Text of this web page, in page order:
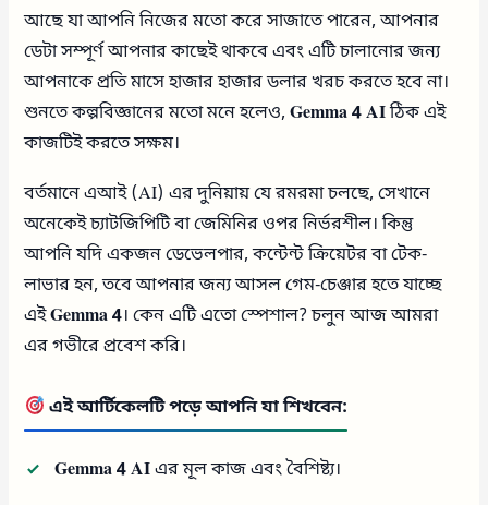
আছে যা আপনি নিজের মতো করে সাজাতে পারেন, আপনার
ডেটা সম্পূর্ণ আপনার কাছেই থাকবে এবং এটি চালানোর জন্য
আপনাকে প্রতি মাসে হাজার হাজার ডলার খরচ করতে হবে না।
শুনতে কল্পবিজ্ঞানের মতো মনে হলেও,Gemma 4 AIঠিক এই
কাজটিই করতে সক্ষম।
বর্তমানে এআই (AI) এর দুনিয়ায় যে রমরমা চলছে, সেখানে
অনেকেই চ্যাটজিপিটি বা জেমিনির ওপর নির্ভরশীল। কিন্তু
আপনি যদি একজন ডেভেলপার, কন্টেন্ট ক্রিয়েটর বা টেক-
লাভার হন, তবে আপনার জন্য আসল গেম-চেঞ্জার হতে যাচ্ছে
এইGemma 4। কেন এটি এতো স্পেশাল? চলুন আজ আমরা
এর গভীরে প্রবেশ করি।
এই আর্টিকেলটি পড়ে আপনি যা শিখবেন:
Gemma 4 AIএর মূল কাজ এবং বৈশিষ্ট্য।